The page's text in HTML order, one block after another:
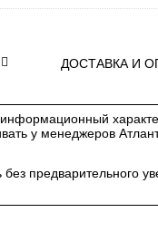
ДОСТАВКА И
у менеджеров
без предварительного